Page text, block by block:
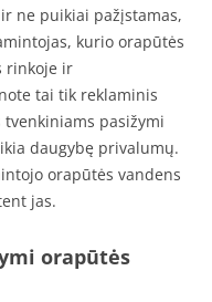
ne puikiai pažįstamas,
kurio orapūtės
rinkoje ir
tai tik reklaminis
tvenkiniams pasižymi
daugybę privalumų.
orapūtės vandens
jas.
orapūtės